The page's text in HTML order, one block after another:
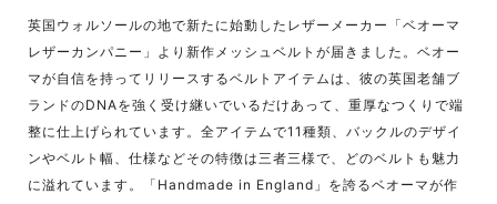
英国ウォルソールの地で新たに始動したレザーメーカー「ベオーマ
レザーカンパニー」より新作メッシュベルトが届きました。ベオー
マが自信を持ってリリースするベルトアイテムは、彼の英国老舗ブ
ランドのDNAを強く受け継いでいるだけあって、重厚なつくりで端
整に仕上げられています。全アイテムで11種類、バックルのデザイ
ンやベルト幅、仕様などその特徴は三者三様で、どのベルトも魅力
に溢れています。「Handmade in England」を誇るベオーマが作